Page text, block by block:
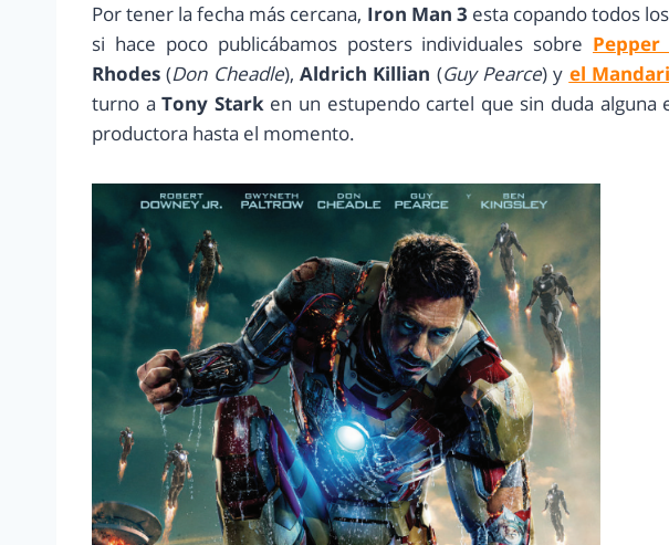
Por tener la fecha más cercana, Iron Man 3 esta copando todos
si hace poco publicábamos posters individuales sobre Pepper
Rhodes (Don Cheadle), Aldrich Killian (Guy Pearce) y el
turno aTony Starken un estupendo cartel que sin duda alguna
productora hasta el momento.